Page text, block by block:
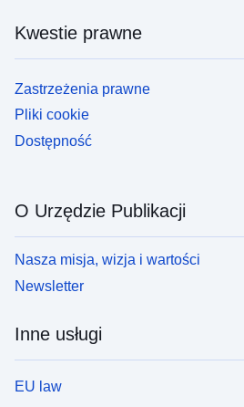
Kwestie prawne
Zastrzeżenia prawne
Pliki cookie
Dostępność
O Urzędzie Publikacji
Nasza misja, wizja i wartości
Newsletter
Inne usługi
EU law